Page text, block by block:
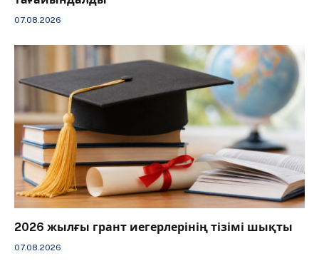
07.08.2026
2026 жылғы грант иегерлерінің тізімі шықты
07.08.2026